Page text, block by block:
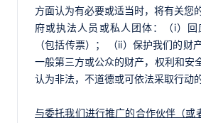
方面认为有必要或适当时，将有关您
府或执法人员或私人团体：（i）
（包括传票）； （ii）保护我们的财
一般第三方或公众的财产，权利和安
认为非法，不道德或可依法采取行动
与委托我们进行推广的合作伙伴（或